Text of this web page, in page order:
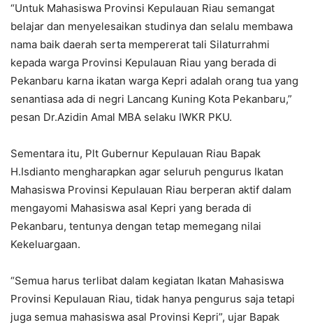
“Untuk Mahasiswa Provinsi Kepulauan Riau semangat
belajar dan menyelesaikan studinya dan selalu membawa
nama baik daerah serta mempererat tali Silaturrahmi
kepada warga Provinsi Kepulauan Riau yang berada di
Pekanbaru karna ikatan warga Kepri adalah orang tua yang
senantiasa ada di negri Lancang Kuning Kota Pekanbaru,”
pesan Dr.Azidin Amal MBA selaku IWKR PKU.
Sementara itu, Plt Gubernur Kepulauan Riau Bapak
H.Isdianto mengharapkan agar seluruh pengurus Ikatan
Mahasiswa Provinsi Kepulauan Riau berperan aktif dalam
mengayomi Mahasiswa asal Kepri yang berada di
Pekanbaru, tentunya dengan tetap memegang nilai
Kekeluargaan.
“Semua harus terlibat dalam kegiatan Ikatan Mahasiswa
Provinsi Kepulauan Riau, tidak hanya pengurus saja tetapi
juga semua mahasiswa asal Provinsi Kepri”, ujar Bapak